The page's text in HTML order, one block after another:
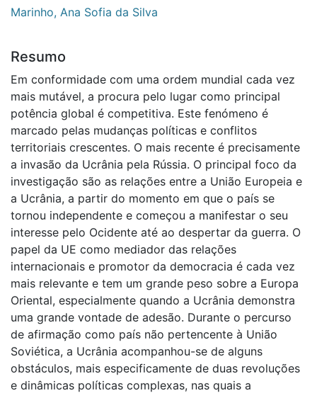
Marinho, Ana Sofia da Silva
Resumo
Em conformidade com uma ordem mundial cada vez
mais mutável, a procura pelo lugar como principal
potência global é competitiva. Este fenómeno é
marcado pelas mudanças políticas e conflitos
territoriais crescentes. O mais recente é precisamente
a invasão da Ucrânia pela Rússia. O principal foco da
investigação são as relações entre a União Europeia e
a Ucrânia, a partir do momento em que o país se
tornou independente e começou a manifestar o seu
interesse pelo Ocidente até ao despertar da guerra. O
papel da UE como mediador das relações
internacionais e promotor da democracia é cada vez
mais relevante e tem um grande peso sobre a Europa
Oriental, especialmente quando a Ucrânia demonstra
uma grande vontade de adesão. Durante o percurso
de afirmação como país não pertencente à União
Soviética, a Ucrânia acompanhou-se de alguns
obstáculos, mais especificamente de duas revoluções
e dinâmicas políticas complexas, nas quais a